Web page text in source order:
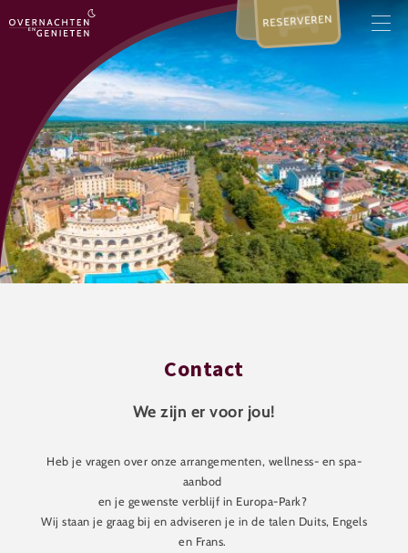
RESERVEREN
Contact
We zijn er voor jou!
Heb je vragen over onze arrangementen, wellness- en spa-
aanbod
en je gewenste verblijf in Europa-Park?
Wij staan je graag bij en adviseren je in de talen Duits, Engels
en Frans.